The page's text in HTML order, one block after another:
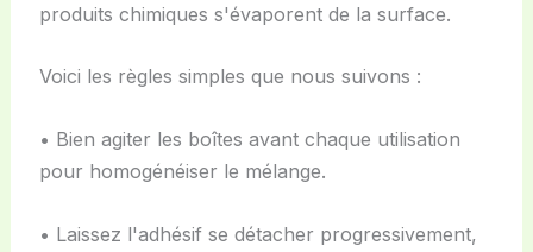
produits chimiques s'évaporent de la surface.
Voici les règles simples que nous suivons :
• Bien agiter les boîtes avant chaque utilisation
pour homogénéiser le mélange.
• Laissez l'adhésif se détacher progressivement,